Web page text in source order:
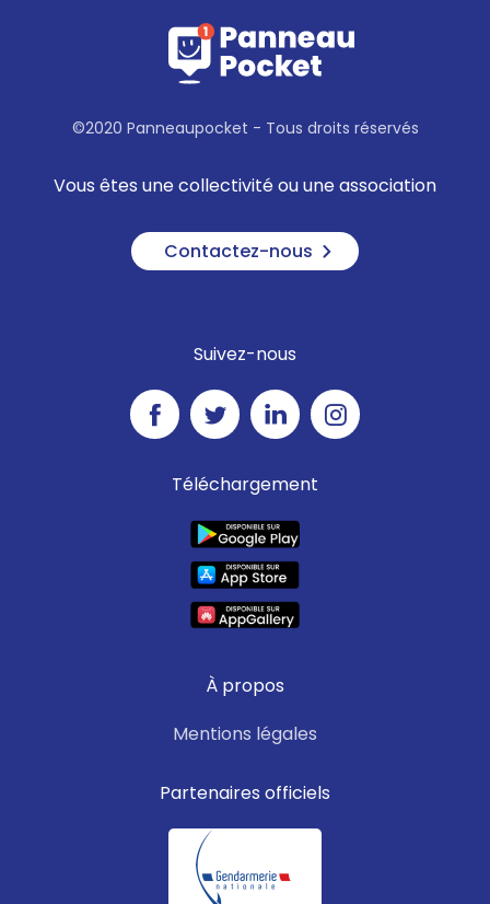
©2020 Panneaupocket - Tous droits réservés
Vous êtes une collectivité ou une association
Contactez-nous
Suivez-nous
Téléchargement
À propos
Mentions légales
Partenaires officiels